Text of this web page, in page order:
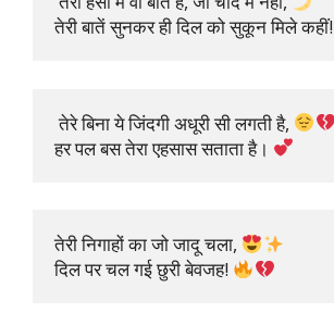
तेरी बातें सुनकर ही दिल को सुकून मिले कहीं!
तेरे बिना ये जिंदगी अधूरी सी लगती है,
हर पल बस तेरा एहसास सताता है।
तेरी निगाहों का जो जादू चला,
दिल पर चल गई छुरी बेवजह!